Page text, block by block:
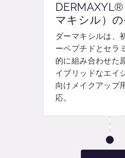
マキシル）
ダーマキシルは、
ーペプチドとセラ
的に組み合わせた
イブリッドなエイ
向けメイクアップ
応。